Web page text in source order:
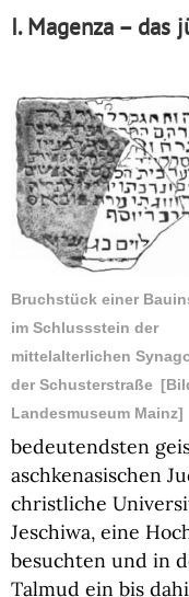
I. Magenza –
Bruchstück einer
im Schlussstein der
mittelalterlichen
der Schusterstraße
Landesmuseum Mainz]
bedeutendsten
aschkenasischen
christliche
Jeschiwa, eine
besuchten und in
Talmud ein bis